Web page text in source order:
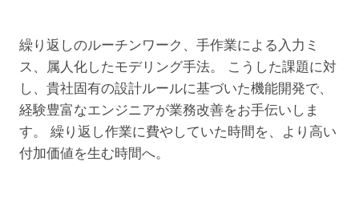
繰り返しのルーチンワーク、手作業による入力ミ
ス、属人化したモデリング手法。
こうした課題に対
し、貴社固有の設計ルールに基づいた機能開発で、
経験豊富なエンジニアが業務改善をお手伝いしま
す。
繰り返し作業に費やしていた時間を、より高い
付加価値を生む時間へ。